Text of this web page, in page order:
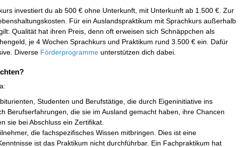
investiert du ab 500 € ohne Unterkunft, mit Unterkunft ab 1.500 €. Zur
Für ein Auslandspraktikum mit Sprachkurs außerhalb
Qualität hat ihren Preis, denn oft erweisen sich Schnäppchen als
je 4 Wochen Sprachkurs und Praktikum rund 3.500 € ein. Dafür
Diverse Förderprogramme unterstützen dich dabei.
Studenten und Berufstätige, die durch Eigeninitiative ins
Berufserfahrungen, die sie im Ausland gemacht haben, ihre Chancen
sie bei Abschluss ein Zertifikat.
die fachspezifisches Wissen mitbringen. Dies ist eine
ist das Praktikum nicht durchführbar. Ein Fachpraktikum hat